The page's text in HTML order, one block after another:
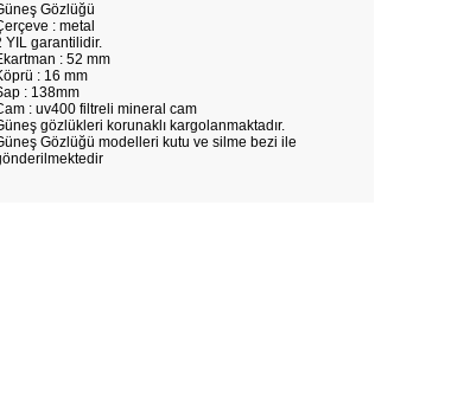
Gözlüğü
: metal
YIL garantilidir.
: 52 mm
: 16 mm
: 138mm
: uv400 filtreli mineral cam
gözlükleri korunaklı kargolanmaktadır.
Gözlüğü modelleri kutu ve silme bezi ile